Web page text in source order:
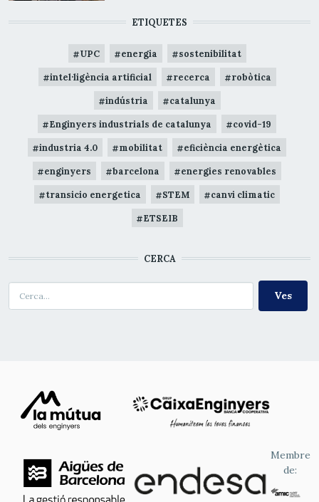
ETIQUETES
UPC energia sostenibilitat
intel·ligència artificial recerca robòtica
indústria catalunya
Enginyers industrials de catalunya covid-19
industria 4.0 mobilitat eficiència energètica
enginyers barcelona energies renovables
transicio energetica STEM canvi climatic
ETSEIB
CERCA
Membre
de: